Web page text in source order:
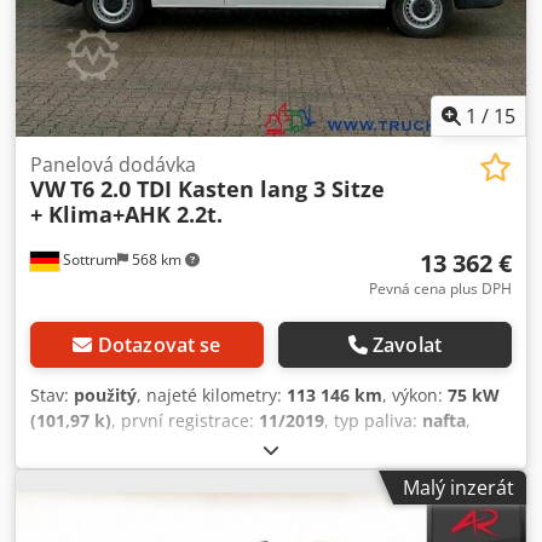
EUR pevná cena. Csdpfx Aozdw Rlelcjha
1 / 15
Sottrum 568 km
Panelová dodávka
VWT6 2.0 TDI Kasten lang 3 Sitze
+ Klima+AHK 2.2t.
13 362 €
Pevná cena plus DPH
Dotazovat se Zavolat
Stav: použitý, najeté kilometry: 113 146 km, výkon: 75 kW
(101,97 k), první registrace: 11/2019, typ paliva: nafta,
1 854 kg
nákladu:946 kg, celková hmotnost:2 800 kg, rozměr
pneumatiky:205/65R16C , konfigurace náprav:4x2, rozvor
, energetická účinnost:B,
Malý inzerát